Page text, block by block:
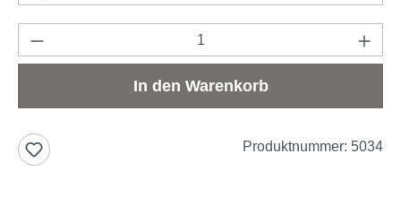
Produkt Anzahl: Gib den gewünschten
In den Warenkorb
Produktnummer: 5034